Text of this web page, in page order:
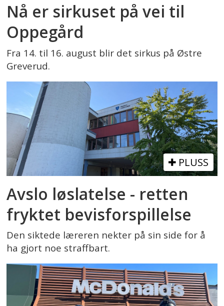
Nå er sirkuset på vei til
Oppegård
Fra 14. til 16. august blir det sirkus på Østre
Greverud.
PLUSS
Avslo løslatelse - retten
fryktet bevisforspillelse
Den siktede læreren nekter på sin side for å
ha gjort noe straffbart.